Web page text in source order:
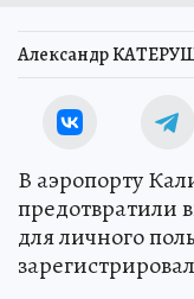
Александр
В аэропорту
предотвратили
для личного